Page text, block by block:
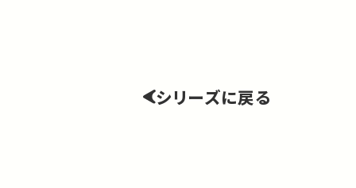
シリーズに戻る